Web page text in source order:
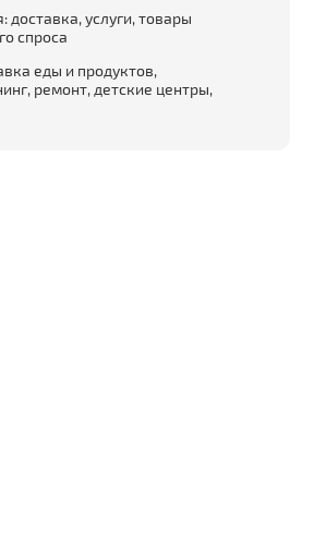
доставка, услуги, товары
спроса
еды и продуктов,
ремонт, детские центры,